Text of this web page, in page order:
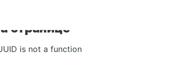
странице
is not a function